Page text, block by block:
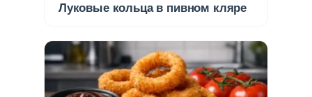
Луковые кольца в пивном кляре